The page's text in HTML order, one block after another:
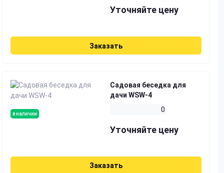
Уточняйте цену
Заказать
в наличии
Садовая беседка для
дачи WSW-4
0
Уточняйте цену
Заказать